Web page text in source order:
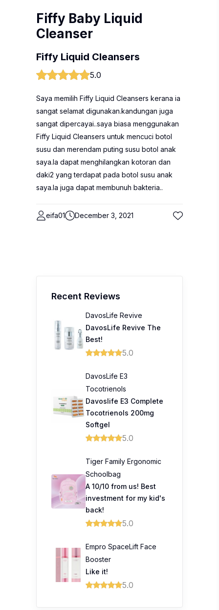
Fiffy Baby Liquid
Cleanser
Fiffy Liquid Cleansers
5.0
Saya memilih Fiffy Liquid Cleansers kerana ia
sangat selamat digunakan.kandungan juga
sangat dipercayai..saya biasa menggunakan
Fiffy Liquid Cleansers untuk mencuci botol
susu dan merendam puting susu botol anak
saya.Ia dapat menghilangkan kotoran dan
daki2 yang terdapat pada botol susu anak
saya.Ia juga dapat membunuh bakteria..
eifa01 December 3, 2021
Recent Reviews
DavosLife Revive
DavosLife Revive The
Best!
5.0
DavosLife E3
Tocotrienols
Davoslife E3 Complete
Tocotrienols 200mg
Softgel
5.0
Tiger Family Ergonomic
Schoolbag
A 10/10 from us! Best
investment for my kid's
back!
5.0
Empro SpaceLift Face
Booster
Like it!
5.0